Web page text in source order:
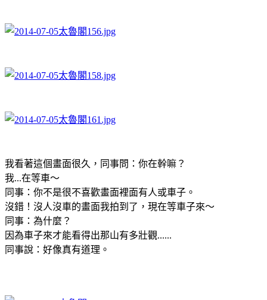
我看著這個畫面很久，同事問：你在幹嘛？
我...在等車～
同事：你不是很不喜歡畫面裡面有人或車子。
沒錯！沒人沒車的畫面我拍到了，現在等車子來～
同事：為什麼？
因為車子來才能看得出那山有多壯觀......
同事說：好像真有道理。